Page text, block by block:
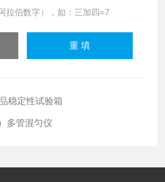
拉伯数字），如：三加四=7
稳定性试验箱
多管混匀仪